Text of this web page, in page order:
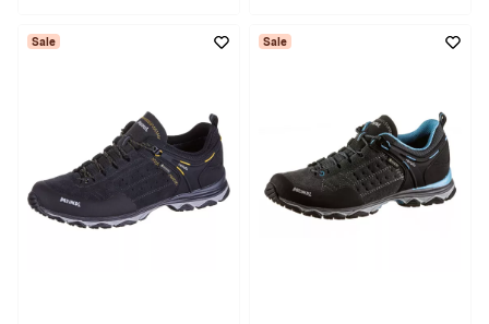
Sale Sale